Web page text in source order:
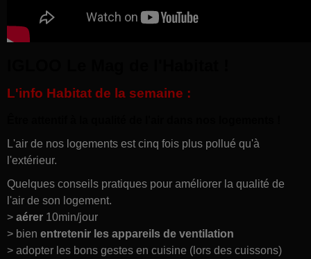
L'info Habitat de la semaine :
L'air de nos logements est cinq fois plus pollué qu'à
l'extérieur.
Quelques conseils pratiques pour améliorer la qualité de
l'air de son logement.
> aérer 10min/jour
> bien entretenir les appareils de ventilation
> adopter les bons gestes en cuisine (lors des cuissons)